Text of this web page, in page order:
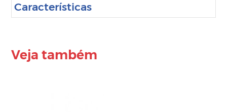
Características
Veja também